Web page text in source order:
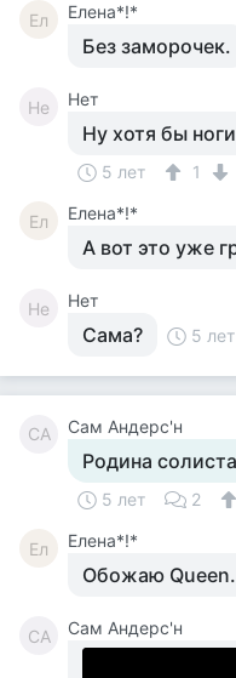
Ел Елена*!*
Без заморочек.
Не Нет
Ну хотя бы
5 лет 1
Ел Елена*!*
А вот это уже
Не Нет
Сама? 5 лет
СА Сам Андерс'н
Родина
5 лет 2
Ел Елена*!*
Обожаю Queen.
СА Сам Андерс'н